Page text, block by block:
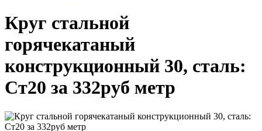
Круг стальной
горячекатаный
конструкционный 30, сталь:
Ст20 за 332руб метр